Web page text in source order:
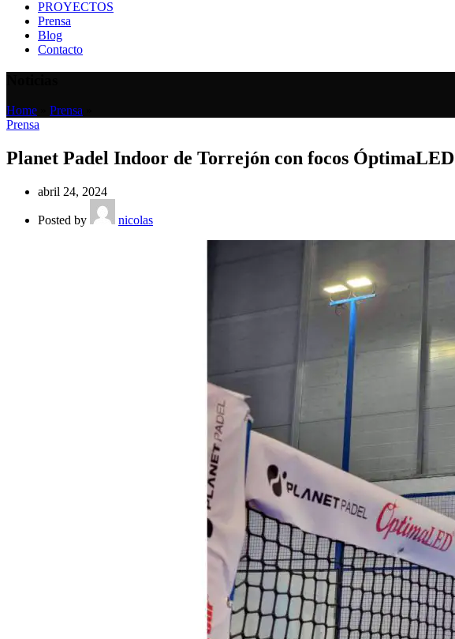
PROYECTOS
Prensa
Blog
Contacto
Home Prensa
Prensa
Planet Padel Indoor de Torrejón con focos ÓptimaLED
abril 24, 2024
Posted by nicolas